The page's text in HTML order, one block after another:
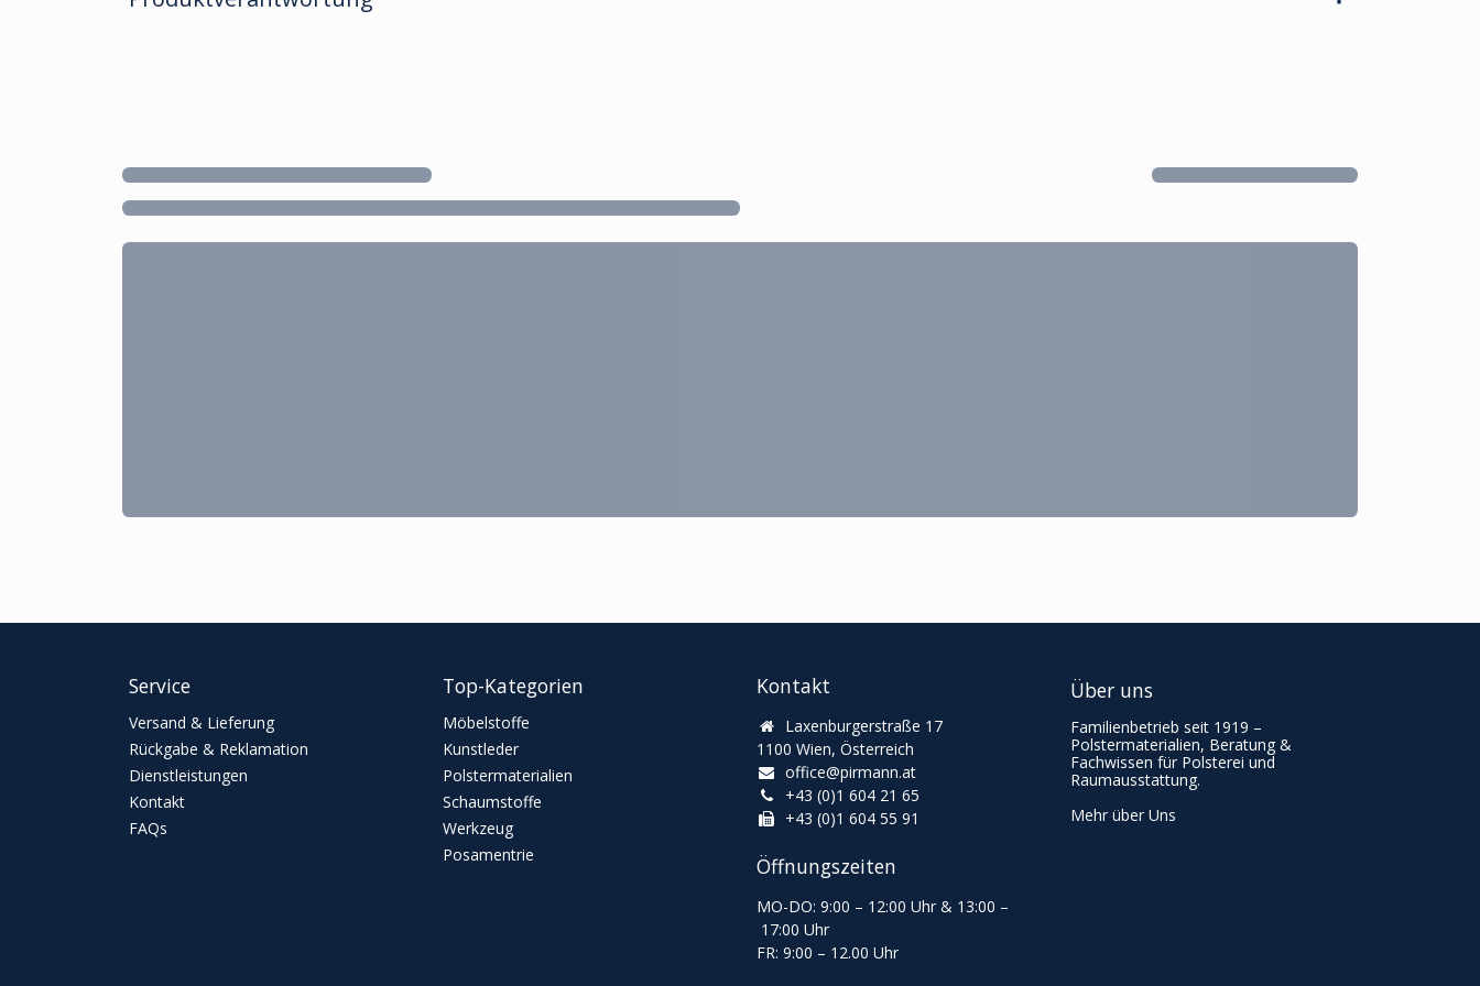
Service
Versand & Lieferung
Rückgabe & Reklamation
Dienstleistungen
Kontakt
FAQs
Top-Kategorien
Möbelstoffe
Kunstleder
Polstermaterialien
Schaumstoffe
Werkzeug
Posamentrie
Kontakt
Laxenburgerstraße 17
1100 Wien, Österreich
office@pirmann.at
+43 (0)1 604 21 65
+43 (0)1 604 55 91
Öffnungszeiten
MO-DO: 9:00 – 12:00 Uhr & 13:00 –
17:00 Uhr
FR: 9:00 – 12.00 Uhr
Über uns
Familienbetrieb seit 1919 –
Polstermaterialien, Beratung &
Fachwissen für Polsterei und
Raumausstattung.
Mehr über Uns